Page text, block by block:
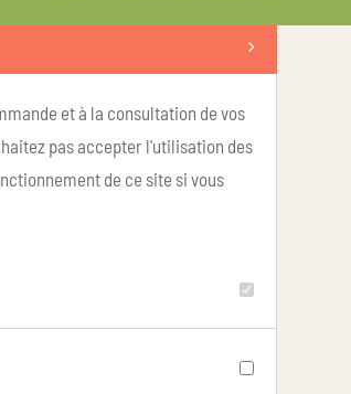
et à la consultation de vos
pas accepter l'utilisation des
de ce site si vous